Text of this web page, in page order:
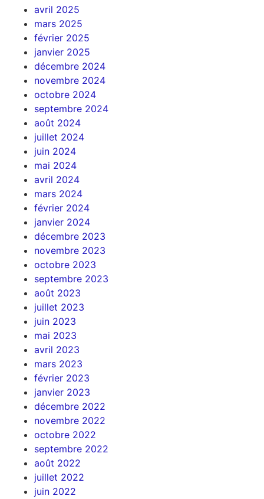
avril 2025
mars 2025
février 2025
janvier 2025
décembre 2024
novembre 2024
octobre 2024
septembre 2024
août 2024
juillet 2024
juin 2024
mai 2024
avril 2024
mars 2024
février 2024
janvier 2024
décembre 2023
novembre 2023
octobre 2023
septembre 2023
août 2023
juillet 2023
juin 2023
mai 2023
avril 2023
mars 2023
février 2023
janvier 2023
décembre 2022
novembre 2022
octobre 2022
septembre 2022
août 2022
juillet 2022
juin 2022